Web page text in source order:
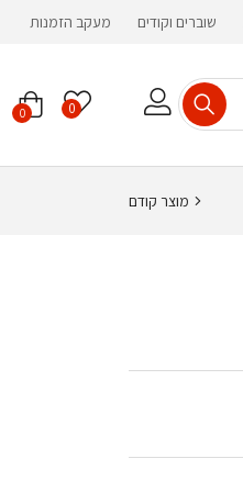
שוברים וקודים מעקב הזמנות
0
0
מוצר קודם